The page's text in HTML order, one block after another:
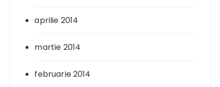
aprilie 2014
martie 2014
februarie 2014